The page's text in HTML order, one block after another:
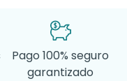
Pago 100% seguro
garantizado